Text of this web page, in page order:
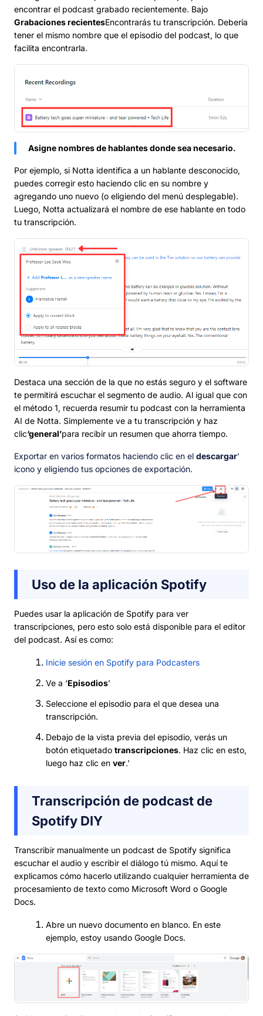
encontrar el podcast grabado recientemente. Bajo
Grabaciones recientesEncontrarás tu transcripción. Debería
tener el mismo nombre que el episodio del podcast, lo que
facilita encontrarla.
Asigne nombres de hablantes donde sea necesario.
Por ejemplo, si Notta identifica a un hablante desconocido,
puedes corregir esto haciendo clic en su nombre y
agregando uno nuevo (o eligiendo del menú desplegable).
Luego, Notta actualizará el nombre de ese hablante en todo
tu transcripción.
Destaca una sección de la que no estás seguro y el software
te permitirá escuchar el segmento de audio. Al igual que con
el método 1, recuerda resumir tu podcast con la herramienta
AI de Notta. Simplemente ve a tu transcripción y haz
clic‘general’para recibir un resumen que ahorra tiempo.
Exportar en varios formatos haciendo clic en el descargar’
icono y eligiendo tus opciones de exportación.
Uso de la aplicación Spotify
Puedes usar la aplicación de Spotify para ver
transcripciones, pero esto solo está disponible para el editor
del podcast. Así es como:
Inicie sesión en Spotify para Podcasters
Ve a ‘Episodios’
Seleccione el episodio para el que desea una
transcripción.
Debajo de la vista previa del episodio, verás un
botón etiquetado transcripciones. Haz clic en esto,
luego haz clic en ver.’
Transcripción de podcast de
Spotify DIY
Transcribir manualmente un podcast de Spotify significa
escuchar el audio y escribir el diálogo tú mismo. Aquí te
explicamos cómo hacerlo utilizando cualquier herramienta de
procesamiento de texto como Microsoft Word o Google
Docs.
Abre un nuevo documento en blanco. En este
ejemplo, estoy usando Google Docs.